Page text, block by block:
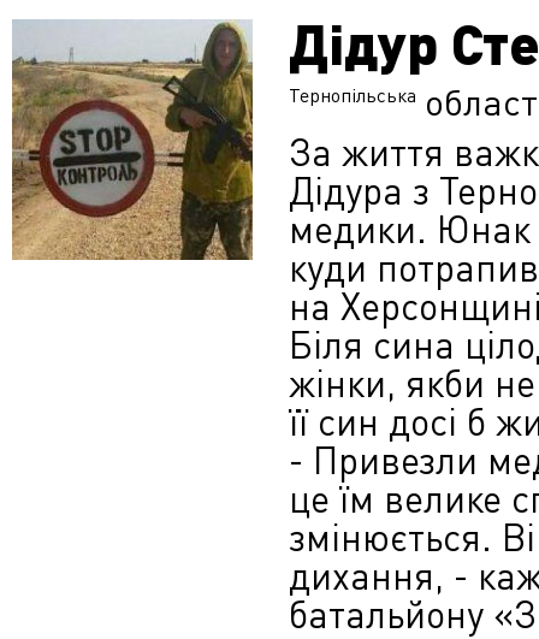
Дідур
Тернопільська
За життя
Дідура з
медики. Юнак
куди
на
Біля сина
жінки, якби
її син досі б
- Привезли
це їм велике
змінюється.
дихання, -
батальйону